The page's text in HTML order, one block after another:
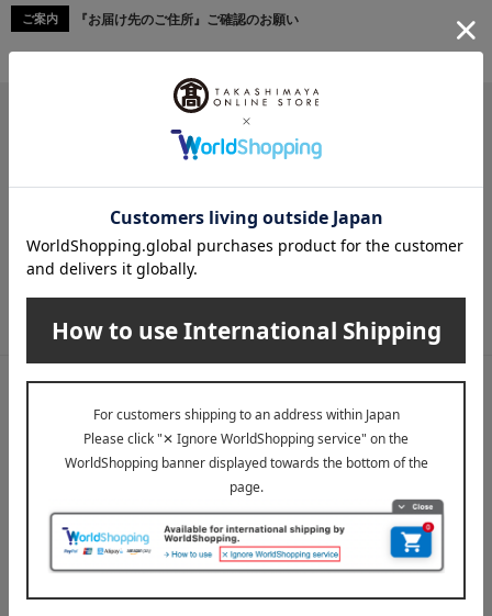
ご案内 『お届け先のご住所』ご確認のお願い
メールマガジン
送料無料クーポンやキャンペーン、新着・SALE・おすすめ商品な
ど、「高島屋オンラインストア」のお得＆うれしい情報をお届けい
たします。
メールマガジンについて詳しく見る
LINE公式アカウント
高島屋オンラインストアLINE公式アカウントでは百貨店ならではの
名品やお得な最新情報を配信中！